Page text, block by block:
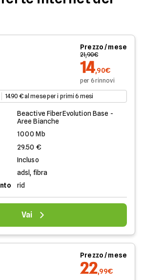
Prezzo / mese
21,90€
14,90€
per 6 rinnovi
14.90 € al mese per i primi 6 mesi
Beactive FiberEvolution Base -
Aree Bianche
1000 Mb
29.50 €
Incluso
adsl, fibra
rid
Vai
Prezzo / mese
22,99€